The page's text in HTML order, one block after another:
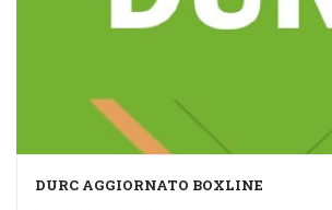
DURC AGGIORNATO BOXLINE